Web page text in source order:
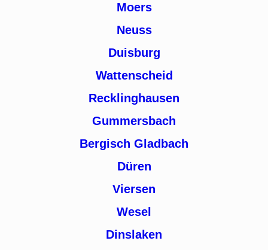
Moers
Neuss
Duisburg
Wattenscheid
Recklinghausen
Gummersbach
Bergisch Gladbach
Düren
Viersen
Wesel
Dinslaken